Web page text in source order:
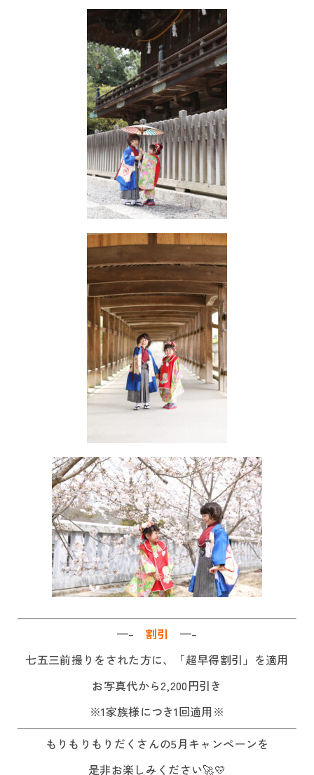
—– 割引 —–
七五三前撮りをされた方に、「超早得割引」を適用
お写真代から2,200円引き
※1家族様につき1回適用※
もりもりもりだくさんの5月キャンペーンを
是非お楽しみください🚀💛